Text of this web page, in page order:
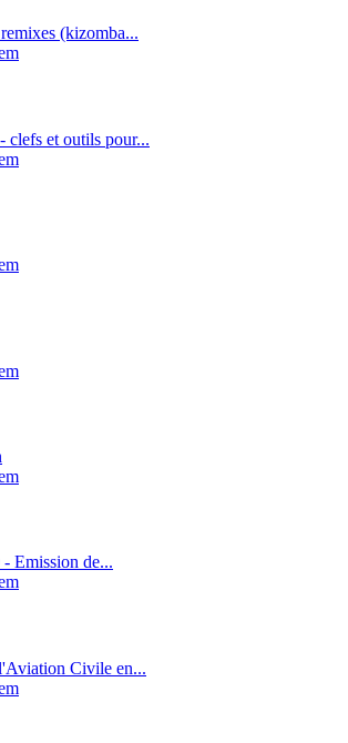
(kizomba...
clefs et outils pour...
Emission de...
Civile en...